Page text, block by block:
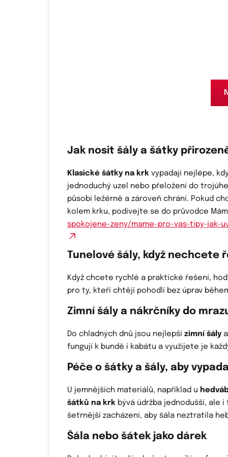
Jak nosit šály a šátky
Klasické šátky na krk vypadají nejlépe,
jednoduchý uzel nebo přeložení do
působí ležérně a zároveň chrání. Pokud
kolem krku, podívejte se do průvodce
spokojene-zeny/mame-pro-vas-tipy-jak-
Tunelové šály, když nechcete
Když chcete rychlé a praktické řešení,
pro ty, kteří chtějí pohodlí bez úprav
Zimní šály a nákrčníky do
Do chladných dnů jsou nejlepší zimní šály
fungují k bundě i kabátu a využijete je
Péče o šátky a šály, aby
U jemnějších materiálů, například u
šátků na krk bývá údržba jednodušší, ale
šetrnější zacházení, aby šála neztratila
Šála nebo šátek jako dárek